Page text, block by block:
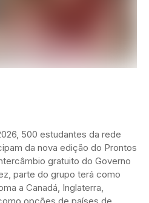
500 estudantes da rede
da nova edição do Prontos
gratuito do Governo
parte do grupo terá como
a Canadá, Inglaterra,